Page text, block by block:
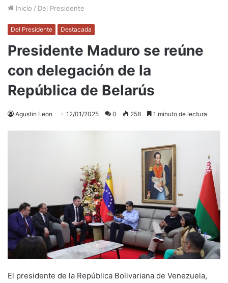
Inicio / Del Presidente
Del Presidente Destacada
Presidente Maduro se reúne
con delegación de la
República de Belarús
Agustin Leon 12/01/2025 0 258 1 minuto de lectura
El presidente de la República Bolivariana de Venezuela,